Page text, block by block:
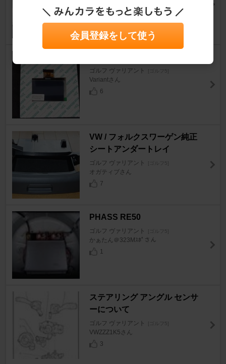
Variantさん
4
ゴルフ ヴァリアント [ゴルフ5]
Variantさん
6
VW / フォルクスワーゲン純正
シートアンダートレイ
ゴルフ ヴァリアント [ゴルフ5]
オガティブさん
7
PHASS RE50
ゴルフ ヴァリアント [ゴルフ5]
かぁたん＠323Mｽﾎﾟさん
1
ステアリング アングル センサ
ーについて
ゴルフ ヴァリアント [ゴルフ5]
VWZZZ1K5さん
3
会員登録をして使う